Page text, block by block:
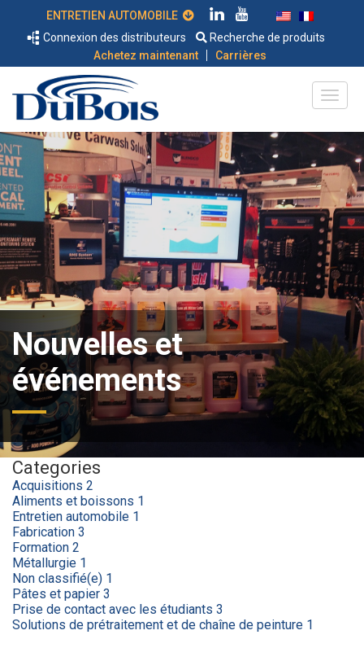
Connexion des distributeurs
Recherche de produits
Achetez maintenant
| Carrières
Nouvelles et
événements
Categories
Acquisitions 2
Aliments et boissons 1
Entretien automobile 1
Fabrication 3
Formation 2
Métallurgie 1
Non classifié(e) 1
Pâtes et papier 3
Prise de contact avec les étudiants 3
Solutions de prétraitement et de chaîne de peinture 1